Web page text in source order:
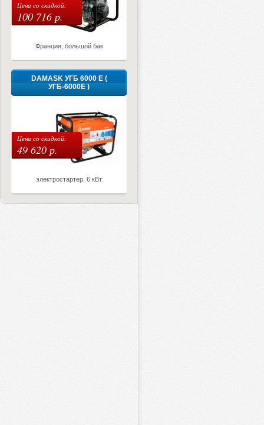
Цена со скидкой:
100 716 р.
Франция, большой бак
DAMASK УГБ 6000 Е (
УГБ-6000Е )
Цена со скидкой:
49 620 р.
электростартер, 6 кВт